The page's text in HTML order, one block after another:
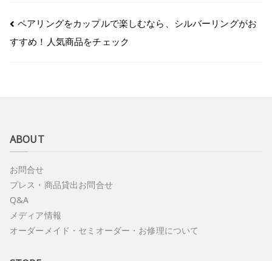
e
b
o
ペアリングをカップルで楽しむなら、シルバーリングがお
すすめ！人気商品をチェック
ABOUT
お問合せ
プレス・商品貸出お問合せ
Q&A
メディア情報
オーダーメイド・セミオーダー・お修理について